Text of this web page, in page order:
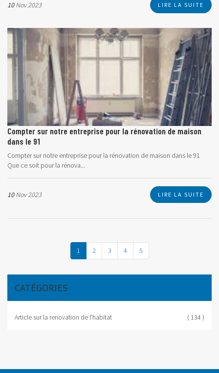
10Nov 2023 LIRE LA SUITE
Compter sur notre entreprise pour la rénovation de maison
dans le 91
Compter sur notre entreprise pour la rénovation de maison dans le 91
Que ce soit pour la rénova...
10Nov 2023 LIRE LA SUITE
1 2 3 4 5
CATÉGORIES
Article sur la renovation de l'habitat ( 134 )